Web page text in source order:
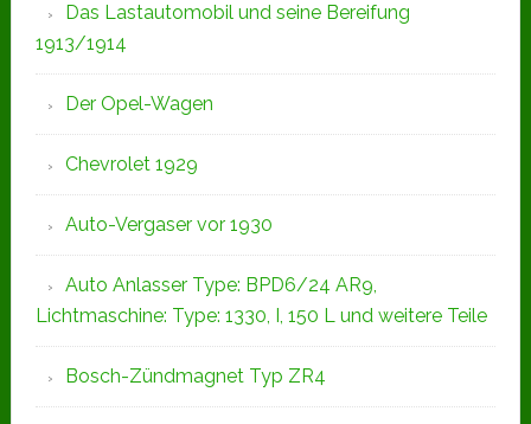
Das Lastautomobil und seine Bereifung
1913/1914
Der Opel-Wagen
Chevrolet 1929
Auto-Vergaser vor 1930
Auto Anlasser Type: BPD6/24 AR9,
Lichtmaschine: Type: 1330, I, 150 L und weitere Teile
Bosch-Zündmagnet Typ ZR4